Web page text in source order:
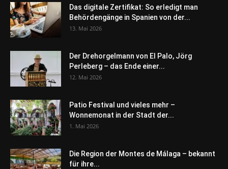
Das digitale Zertifikat: So erledigt man
Behördengänge in Spanien von der...
13. Mai 2026
Der Drehorgelmann von El Palo, Jörg
Perleberg – das Ende einer...
12. Mai 2026
Patio Festival und vieles mehr –
Wonnemonat in der Stadt der...
1. Mai 2026
Die Region der Montes de Málaga – bekannt
für ihre...